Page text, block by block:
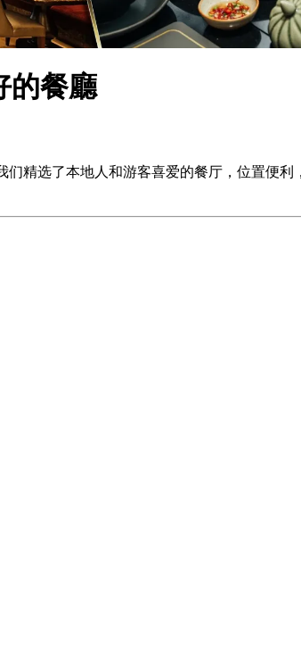
的餐廳
精选了本地人和游客喜爱的餐厅，位置便